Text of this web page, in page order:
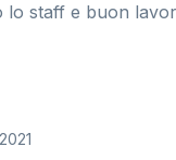
lo staff e buon